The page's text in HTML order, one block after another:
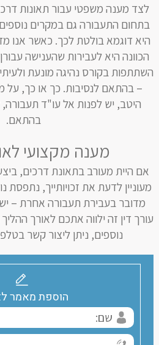
לצד מענה משפטי עבור תאונות
בתחום התעבורה גם במקרים
היא דוגמא בולטת לכך. כאשר אנו
הכוונה היא לעבירות שהענישה
השתתפות בקורס נהיגה מונעת
– בהתאם לנסיבות. כך או כך,
היטב, יש לפנות אל עו"ד
בהתאם.
מענה מקצועי
אם היית מעורב בתאונת דרכים,
מעוניין לדעת את זכויותייך, נתפסת
מדובר בעבירת תעבורה אחרת –
עורך דין זה ילווה אתכם לאורך
נוספים, ניתן ליצור קשר
הוספת מאמר